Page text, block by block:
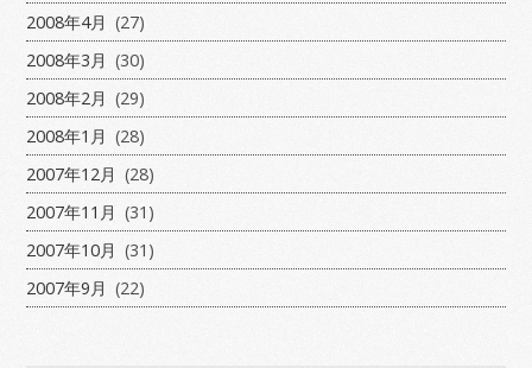
2008年4月 (27)
2008年3月 (30)
2008年2月 (29)
2008年1月 (28)
2007年12月 (28)
2007年11月 (31)
2007年10月 (31)
2007年9月 (22)